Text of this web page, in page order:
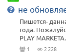
не
Пишется-
года.
PLAY
1 2 228